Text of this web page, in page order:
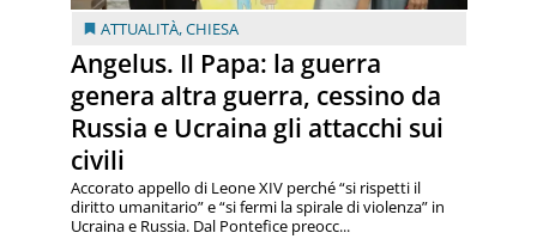
ATTUALITÀ,CHIESA
Angelus. Il Papa: la guerra
genera altra guerra, cessino da
Russia e Ucraina gli attacchi sui
civili
Accorato appello di Leone XIV perché “si rispetti il
diritto umanitario” e “si fermi la spirale di violenza” in
Ucraina e Russia. Dal Pontefice preocc...